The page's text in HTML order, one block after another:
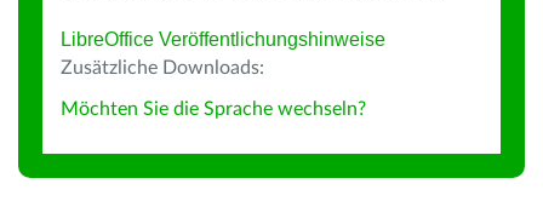
LibreOffice Veröffentlichungshinweise
Zusätzliche Downloads:
Möchten Sie die Sprache wechseln?